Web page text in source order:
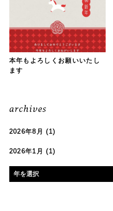
本年もよろしくお願いいたし
ます
archives
2026年8月 (1)
2026年1月 (1)